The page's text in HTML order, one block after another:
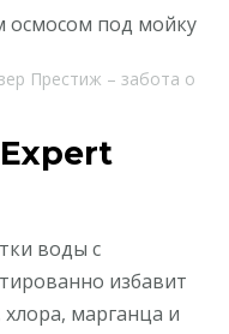
Престиж – забота о
воды с
избавит
марганца и